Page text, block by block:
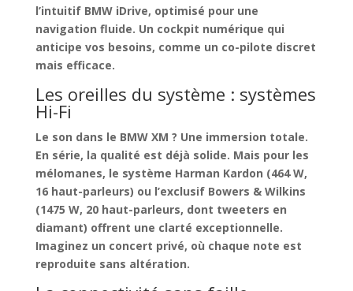
l’intuitif BMW iDrive, optimisé pour une
navigation fluide. Un cockpit numérique qui
anticipe vos besoins, comme un co-pilote discret
mais efficace.
Les oreilles du système : systèmes
Hi-Fi
Le son dans le BMW XM ? Une immersion totale.
En série, la qualité est déjà solide. Mais pour les
mélomanes, le système Harman Kardon (464 W,
16 haut-parleurs) ou l’exclusif Bowers & Wilkins
(1475 W, 20 haut-parleurs, dont tweeters en
diamant) offrent une clarté exceptionnelle.
Imaginez un concert privé, où chaque note est
reproduite sans altération.